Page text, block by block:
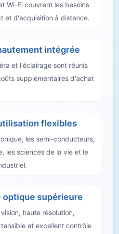
Wi-Fi couvrent les besoins
et d'acquisition à distance.
intégrée
et l'éclairage sont réunis
supplémentaires d'achat
flexibles
les semi-conducteurs,
les sciences de la vie et le
optique supérieure
haute résolution,
et excellent contrôle